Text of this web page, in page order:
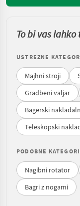
To bi vas
USTREZNE
Majhni stroji
Gradbeni valjar
Bagerski
Teleskopski
PODOBNE
Nagibni rotator
Bagri z nogami